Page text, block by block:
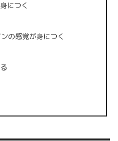
につく
の感覚が身につく